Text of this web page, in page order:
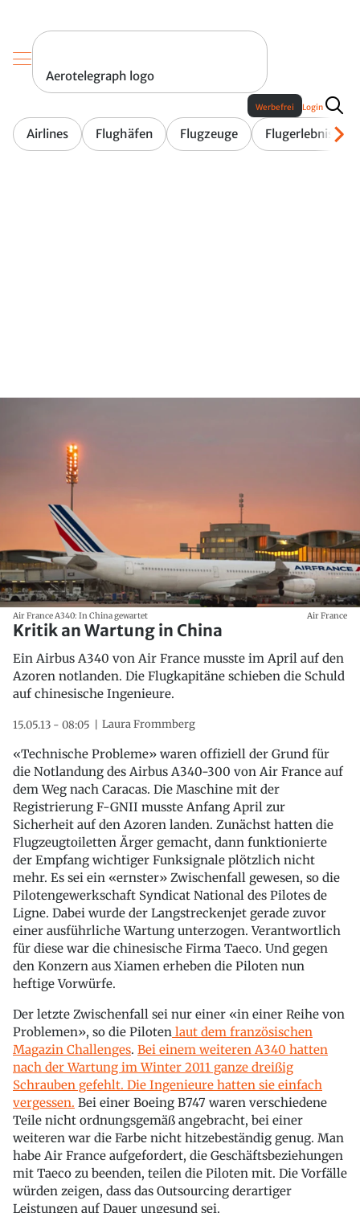
Aerotelegraph logo
Airlines Flughäfen Flugzeuge Flugerlebnis
Werbefrei Login
Air France A340: In China gewartet Air France
Kritik an Wartung in China
Ein Airbus A340 von Air France musste im April auf den
Azoren notlanden. Die Flugkapitäne schieben die Schuld
auf chinesische Ingenieure.
15.05.13 - 08:05 Laura Frommberg
«Technische Probleme» waren offiziell der Grund für
die Notlandung des Airbus A340-300 von Air France auf
dem Weg nach Caracas. Die Maschine mit der
Registrierung F-GNII musste Anfang April zur
Sicherheit auf den Azoren landen. Zunächst hatten die
Flugzeugtoiletten Ärger gemacht, dann funktionierte
der Empfang wichtiger Funksignale plötzlich nicht
mehr. Es sei ein «ernster» Zwischenfall gewesen, so die
Pilotengewerkschaft Syndicat National des Pilotes de
Ligne. Dabei wurde der Langstreckenjet gerade zuvor
einer ausführliche Wartung unterzogen. Verantwortlich
für diese war die chinesische Firma Taeco. Und gegen
den Konzern aus Xiamen erheben die Piloten nun
heftige Vorwürfe.
Der letzte Zwischenfall sei nur einer «in einer Reihe von
Problemen», so die Piloten laut dem französischen
Magazin Challenges. Bei einem weiteren A340 hatten
nach der Wartung im Winter 2011 ganze dreißig
Schrauben gefehlt. Die Ingenieure hatten sie einfach
vergessen. Bei einer Boeing B747 waren verschiedene
Teile nicht ordnungsgemäß angebracht, bei einer
weiteren war die Farbe nicht hitzebeständig genug. Man
habe Air France aufgefordert, die Geschäftsbeziehungen
mit Taeco zu beenden, teilen die Piloten mit. Die Vorfälle
würden zeigen, dass das Outsourcing derartiger
Leistungen auf Dauer ungesund sei.